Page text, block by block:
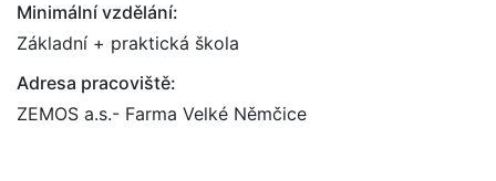
Minimální vzdělání:
Základní + praktická škola
Adresa pracoviště:
ZEMOS a.s.- Farma Velké Němčice